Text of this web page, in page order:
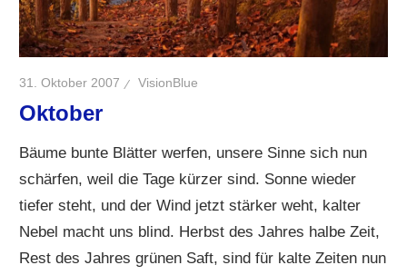
31. Oktober 2007 VisionBlue
Oktober
Bäume bunte Blätter werfen, unsere Sinne sich nun
schärfen, weil die Tage kürzer sind. Sonne wieder
tiefer steht, und der Wind jetzt stärker weht, kalter
Nebel macht uns blind. Herbst des Jahres halbe Zeit,
Rest des Jahres grünen Saft, sind für kalte Zeiten nun